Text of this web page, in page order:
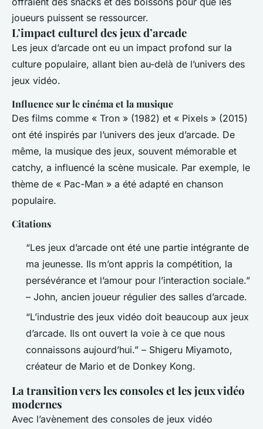
joueurs puissent se ressourcer.
L’impact culturel des jeux d’arcade
Les jeux d’arcade ont eu un impact profond sur la
culture populaire, allant bien au-delà de l’univers des
jeux vidéo.
Influence sur le cinéma et la musique
Des films comme « Tron » (1982) et « Pixels » (2015)
ont été inspirés par l’univers des jeux d’arcade. De
même, la musique des jeux, souvent mémorable et
catchy, a influencé la scène musicale. Par exemple, le
thème de « Pac-Man » a été adapté en chanson
populaire.
Citations
“Les jeux d’arcade ont été une partie intégrante de
ma jeunesse. Ils m’ont appris la compétition, la
persévérance et l’amour pour l’interaction sociale.”
– John, ancien joueur régulier des salles d’arcade.
“L’industrie des jeux vidéo doit beaucoup aux jeux
d’arcade. Ils ont ouvert la voie à ce que nous
connaissons aujourd’hui.” – Shigeru Miyamoto,
créateur de Mario et de Donkey Kong.
La transition vers les consoles et les jeux vidéo
modernes
Avec l’avènement des consoles de jeux vidéo